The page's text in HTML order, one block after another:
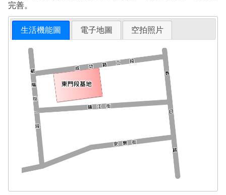
完善。
生活機能圖 電子地圖 空拍照片